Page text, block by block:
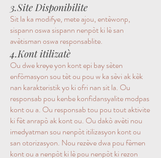
3.Site Disponibilite
Sit la ka modifye, mete ajou, entèwonp,
sispann oswa sispann nenpòt ki lè san
avètisman oswa responsablite.
4.Kont itilizatè
Ou dwe kreye yon kont epi bay sèten
enfòmasyon sou tèt ou pou w ka sèvi ak kèk
nan karakteristik yo ki ofri nan sit la. Ou
responsab pou kenbe konfidansyalite modpas
kont ou a. Ou responsab tou pou tout aktivite
ki fèt anrapò ak kont ou. Ou dakò avèti nou
imedyatman sou nenpòt itilizasyon kont ou
san otorizasyon. Nou rezève dwa pou fèmen
kont ou a nenpòt ki lè pou nenpòt ki rezon